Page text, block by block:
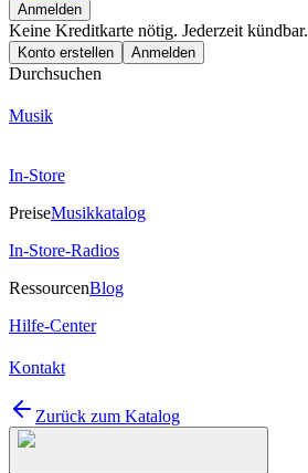
Anmelden
Keine Kreditkarte nötig. Jederzeit kündbar.
Konto erstellen Anmelden
Durchsuchen
Musik
In-Store
PreiseMusikkatalog
In-Store-Radios
RessourcenBlog
Hilfe-Center
Kontakt
Zurück zum Katalog